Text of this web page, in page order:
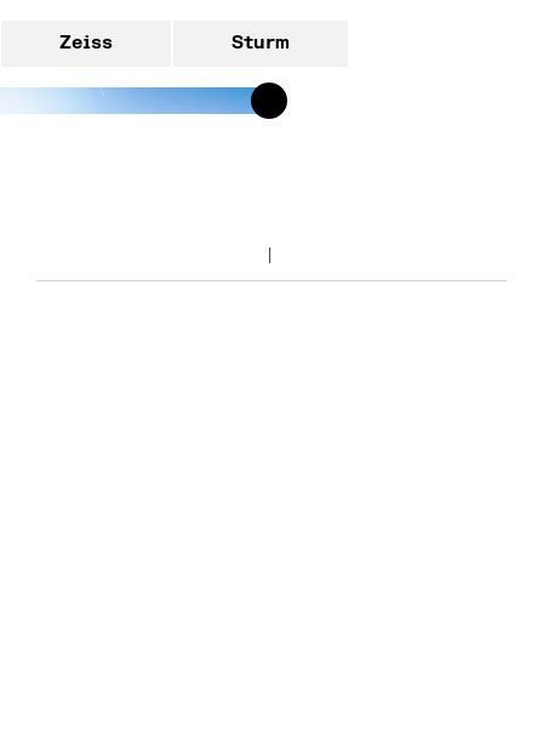
Zeiss Sturm